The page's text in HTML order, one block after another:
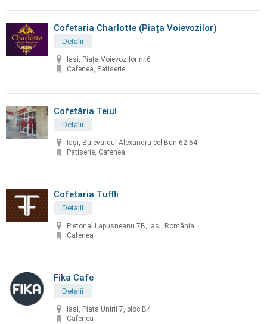
Cofetaria Charlotte (Piața Voievozilor)
Detalii
Iasi, Piața Voievozilor nr.6
Cafenea, Patiserie
Cofetăria Teiul
Detalii
Iași, Bulevardul Alexandru cel Bun 62-64
Patiserie, Cafenea
Cofetaria Tuffli
Detalii
Pietonal Lapusneanu 7B, Iasi, România
Cafenea
Fika Cafe
Detalii
Iasi, Piata Unirii 7, bloc B4
Cafenea